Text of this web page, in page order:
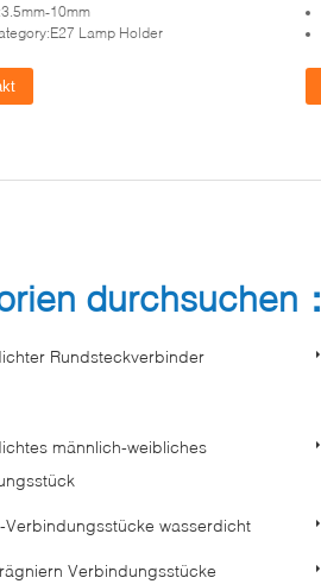
10mm
Lamp Holder
durchsuchen：
Rundsteckverbinder
männlich-weibliches
Verbindungsstücke wasserdicht
Verbindungsstücke